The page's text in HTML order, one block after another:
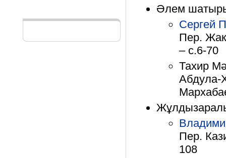
Әлем
Сергей
Пер.
– с.6-70
Тахир
Абдула-
Пер.
108